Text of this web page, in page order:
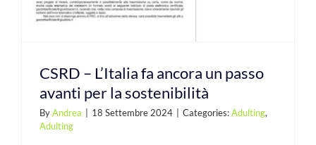
CSRD – L’Italia fa ancora un passo
avanti per la sostenibilità
ByAndrea 18 Settembre 2024 Categories:Adulting,
Adulting